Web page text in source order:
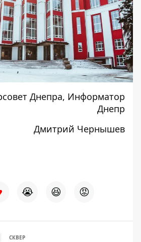
Днепра, Информатор
Днепр
Дмитрий Чернышев
😭 😆 😡
СКВЕР